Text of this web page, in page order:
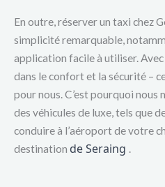
En outre, réserver un taxi chez
simplicité remarquable,
application facile à utiliser.
dans le confort et la sécurité –
pour nous. C’est pourquoi
des véhicules de luxe, tels que
conduire à l’aéroport de votre
destination de Seraing .